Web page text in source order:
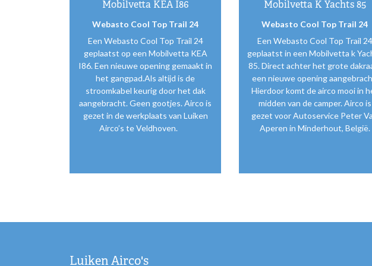
Mobilvetta KEA I86
Webasto Cool Top Trail 24
Een Webasto Cool Top Trail 24
geplaatst op een Mobilvetta KEA
I86. Een nieuwe opening gemaakt in
het gangpad.Als altijd is de
stroomkabel keurig door het dak
aangebracht. Geen gootjes. Airco is
gezet in de werkplaats van Luiken
Airco’s te Veldhoven.
Mobilvetta K Yachts 85
Webasto Cool Top Trail 24
Een Webasto Cool Top Trail 24
geplaatst in een Mobilvetta k
85. Direct achter het grote
een nieuwe opening
Hierdoor komt de airco mooi in
midden van de camper. Airco is
gezet voor Autoservice Peter
Aperen in Minderhout, België.
Luiken Airco's